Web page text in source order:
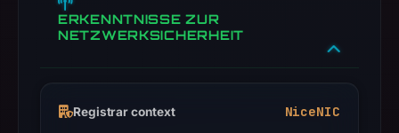
ERKENNTNISSE ZUR
NETZWERKSICHERHEIT
Registrar context NiceNIC